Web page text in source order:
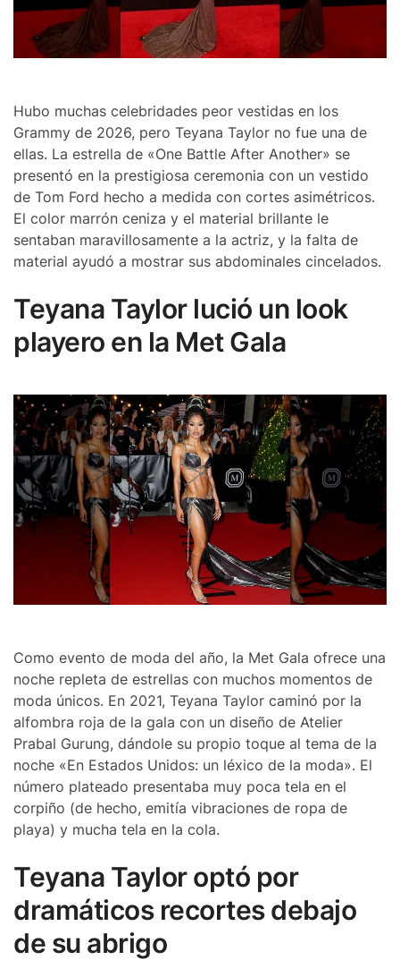
Hubo muchas celebridades peor vestidas en los
Grammy de 2026, pero Teyana Taylor no fue una de
ellas. La estrella de «One Battle After Another» se
presentó en la prestigiosa ceremonia con un vestido
de Tom Ford hecho a medida con cortes asimétricos.
El color marrón ceniza y el material brillante le
sentaban maravillosamente a la actriz, y la falta de
material ayudó a mostrar sus abdominales cincelados.
Teyana Taylor lució un look
playero en la Met Gala
Como evento de moda del año, la Met Gala ofrece una
noche repleta de estrellas con muchos momentos de
moda únicos. En 2021, Teyana Taylor caminó por la
alfombra roja de la gala con un diseño de Atelier
Prabal Gurung, dándole su propio toque al tema de la
noche «En Estados Unidos: un léxico de la moda». El
número plateado presentaba muy poca tela en el
corpiño (de hecho, emitía vibraciones de ropa de
playa) y mucha tela en la cola.
Teyana Taylor optó por
dramáticos recortes debajo
de su abrigo